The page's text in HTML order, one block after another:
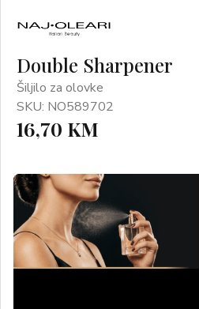
Double Sharpener
Šiljilo za olovke
SKU: NO589702
16,70 KM